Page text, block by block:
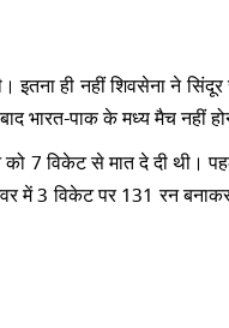
ही नहीं शिवसेना ने
भारत-पाक के मध्य मैच नहीं
को 7 विकेट से मात दे दी थी।
में 3 विकेट पर 131 रन